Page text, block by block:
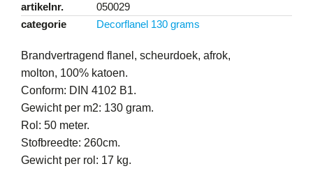
artikelnr.
050029
categorie
Decorflanel 130 grams
Brandvertragend flanel, scheurdoek, afrok,
molton, 100% katoen.
Conform: DIN 4102 B1.
Gewicht per m2: 130 gram.
Rol: 50 meter.
Stofbreedte: 260cm.
Gewicht per rol: 17 kg.